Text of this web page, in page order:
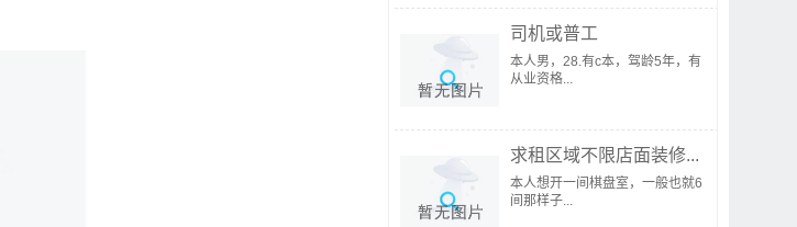
司机或普工
本人男，28.有c本，驾龄5年，有
从业资格...
求租区域不限店面装修...
本人想开一间棋盘室，一般也就6
间那样子...